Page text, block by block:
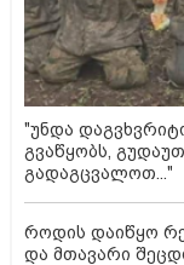
"უნდა
გვაწყობს,
გადაგცვალოთ..."
როდის დაიწყო
და მთავარი